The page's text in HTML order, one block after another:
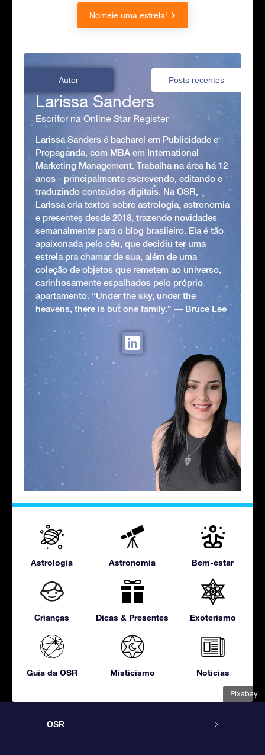
Pixabay
Nomeie uma estrela!
Autor Posts recentes
Larissa Sanders
Escritor na Online Star Register
Larissa Sanders é bacharel em Publicidade e
Propaganda, com MBA em International
Marketing Management. Trabalha na área há 12
anos - principalmente escrevendo, editando e
traduzindo conteúdos digitais. Na OSR,
Larissa cria textos sobre astrologia, astronomia
e presentes desde 2018, trazendo novidades
semanalmente para o blog brasileiro. Ela é tão
apaixonada pelo céu, que decidiu ter uma
estrela pra chamar de sua, além de uma
coleção de objetos que remetem ao universo,
carinhosamente espalhados pelo próprio
apartamento. “Under the sky, under the
heavens, there is but one family.” ― Bruce Lee
Astrologia Astronomia Bem-estar
Crianças Dicas & Presentes Exoterismo
Guia da OSR Misticismo Notícias
OSR